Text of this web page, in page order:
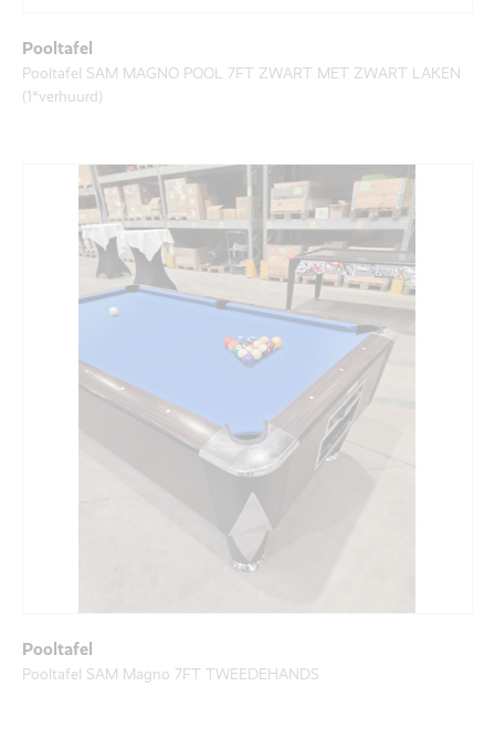
Pooltafel
Pooltafel SAM MAGNO POOL 7FT ZWART MET ZWART LAKEN
(1*verhuurd)
Pooltafel
Pooltafel SAM Magno 7FT TWEEDEHANDS